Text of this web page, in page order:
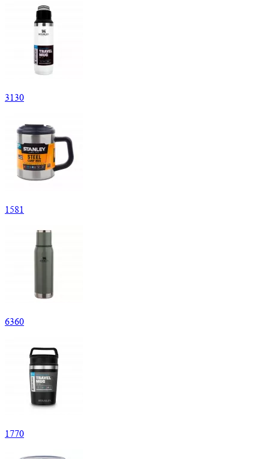
3130
1581
6360
1770